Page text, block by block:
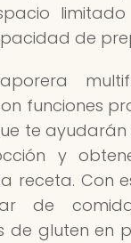
de
funciones
te
y
receta. Con
de
de gluten en